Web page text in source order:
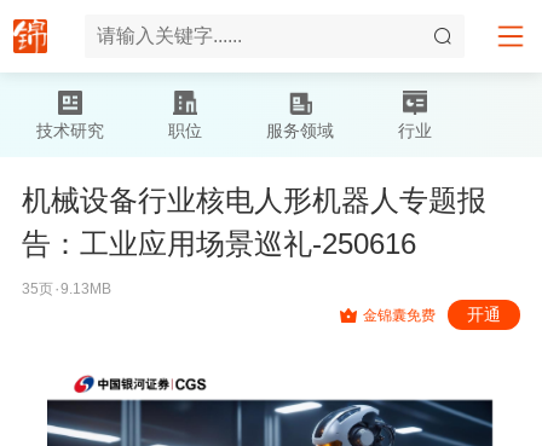
技术研究 职位 服务领域 行业
机械设备行业核电人形机器人专题报
告：工业应用场景巡礼-250616
35页۰9.13MB
金锦囊免费
开通